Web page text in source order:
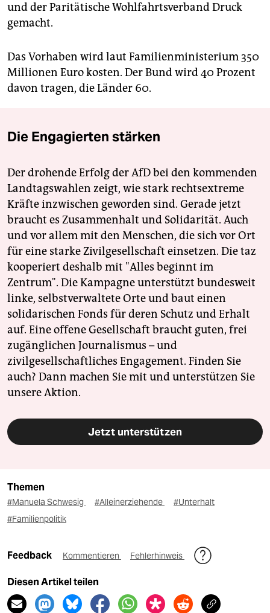
und der Paritätische Wohlfahrtsverband Druck
gemacht.
Das Vorhaben wird laut Familienministerium 350
Millionen Euro kosten. Der Bund wird 40 Prozent
davon tragen, die Länder 60.
Die Engagierten stärken
Der drohende Erfolg der AfD bei den kommenden
Landtagswahlen zeigt, wie stark rechtsextreme
Kräfte inzwischen geworden sind. Gerade jetzt
braucht es Zusammenhalt und Solidarität. Auch
und vor allem mit den Menschen, die sich vor Ort
für eine starke Zivilgesellschaft einsetzen. Die taz
kooperiert deshalb mit "Alles beginnt im
Zentrum". Die Kampagne unterstützt bundesweit
linke, selbstverwaltete Orte und baut einen
solidarischen Fonds für deren Schutz und Erhalt
auf. Eine offene Gesellschaft braucht guten, frei
zugänglichen Journalismus – und
zivilgesellschaftliches Engagement. Finden Sie
auch? Dann machen Sie mit und unterstützen Sie
unsere Aktion.
Jetzt unterstützen
Themen
#Manuela Schwesig #Alleinerziehende
#Unterhalt
#Familienpolitik
Feedback Kommentieren Fehlerhinweis
Diesen Artikel teilen